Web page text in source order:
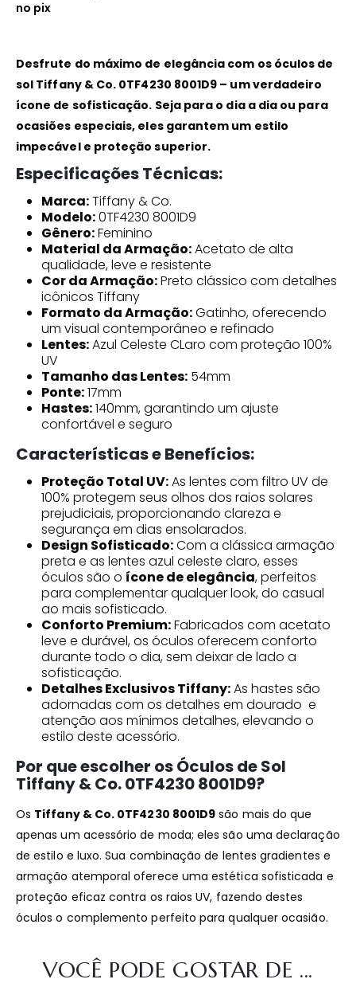
no pix
Desfrute do máximo de elegância com os óculos de
sol Tiffany & Co. 0TF4230 8001D9 – um verdadeiro
ícone de sofisticação. Seja para o dia a dia ou para
ocasiões especiais, eles garantem um estilo
impecável e proteção superior.
Especificações Técnicas:
Marca:Tiffany & Co.
Modelo:0TF4230 8001D9
Gênero:Feminino
Material da Armação:Acetato de alta
qualidade, leve e resistente
Cor da Armação:Preto clássico com detalhes
icônicos Tiffany
Formato da Armação:Gatinho, oferecendo
um visual contemporâneo e refinado
Lentes:Azul Celeste CLaro com proteção 100%
UV
Tamanho das Lentes: 54mm
Ponte:17mm
Hastes:140mm, garantindo um ajuste
confortável e seguro
Características e Benefícios:
Proteção Total UV:As lentes com filtro UV de
100% protegem seus olhos dos raios solares
prejudiciais, proporcionando clareza e
segurança em dias ensolarados.
Design Sofisticado:Com a clássica armação
preta e as lentes azul celeste claro, esses
óculos são o ícone de elegância, perfeitos
para complementar qualquer look, do casual
ao mais sofisticado.
Conforto Premium:Fabricados com acetato
leve e durável, os óculos oferecem conforto
durante todo o dia, sem deixar de lado a
sofisticação.
Detalhes Exclusivos Tiffany:As hastes são
adornadas com os detalhes em dourado e
atenção aos mínimos detalhes, elevando o
estilo deste acessório.
Por que escolher os Óculos de Sol
Tiffany & Co. 0TF4230 8001D9?
Os Tiffany & Co. 0TF4230 8001D9 são mais do que
apenas um acessório de moda; eles são uma declaração
de estilo e luxo. Sua combinação de lentes gradientes e
armação atemporal oferece uma estética sofisticada e
proteção eficaz contra os raios UV, fazendo destes
óculos o complemento perfeito para qualquer ocasião.
VOCÊ PODE GOSTAR DE ...